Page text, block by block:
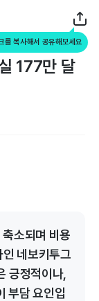
를 복사해서 공유해보세요
177만 달
소되며 비용
네보키투그
긍정적이나,
부담 요인입